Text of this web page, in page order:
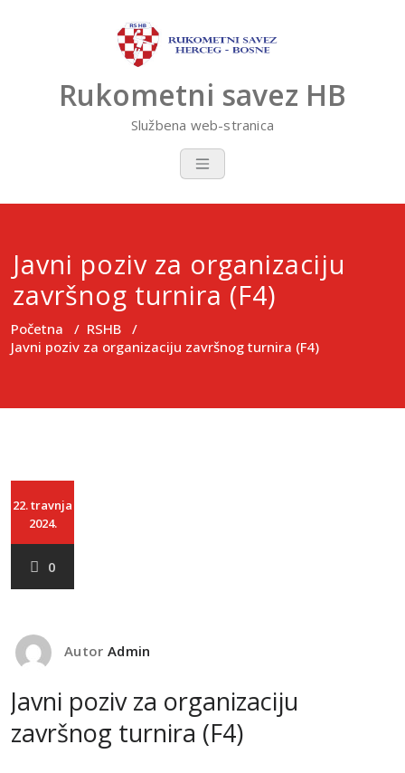
Rukometni savez HB
Službena web-stranica
Javni poziv za organizaciju
završnog turnira (F4)
Početna / RSHB /
Javni poziv za organizaciju završnog turnira (F4)
22. travnja
2024.
0
Autor Admin
Javni poziv za organizaciju
završnog turnira (F4)